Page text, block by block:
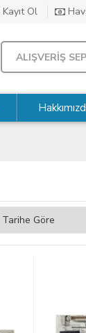
Kayıt Ol
ALIŞVERİŞ